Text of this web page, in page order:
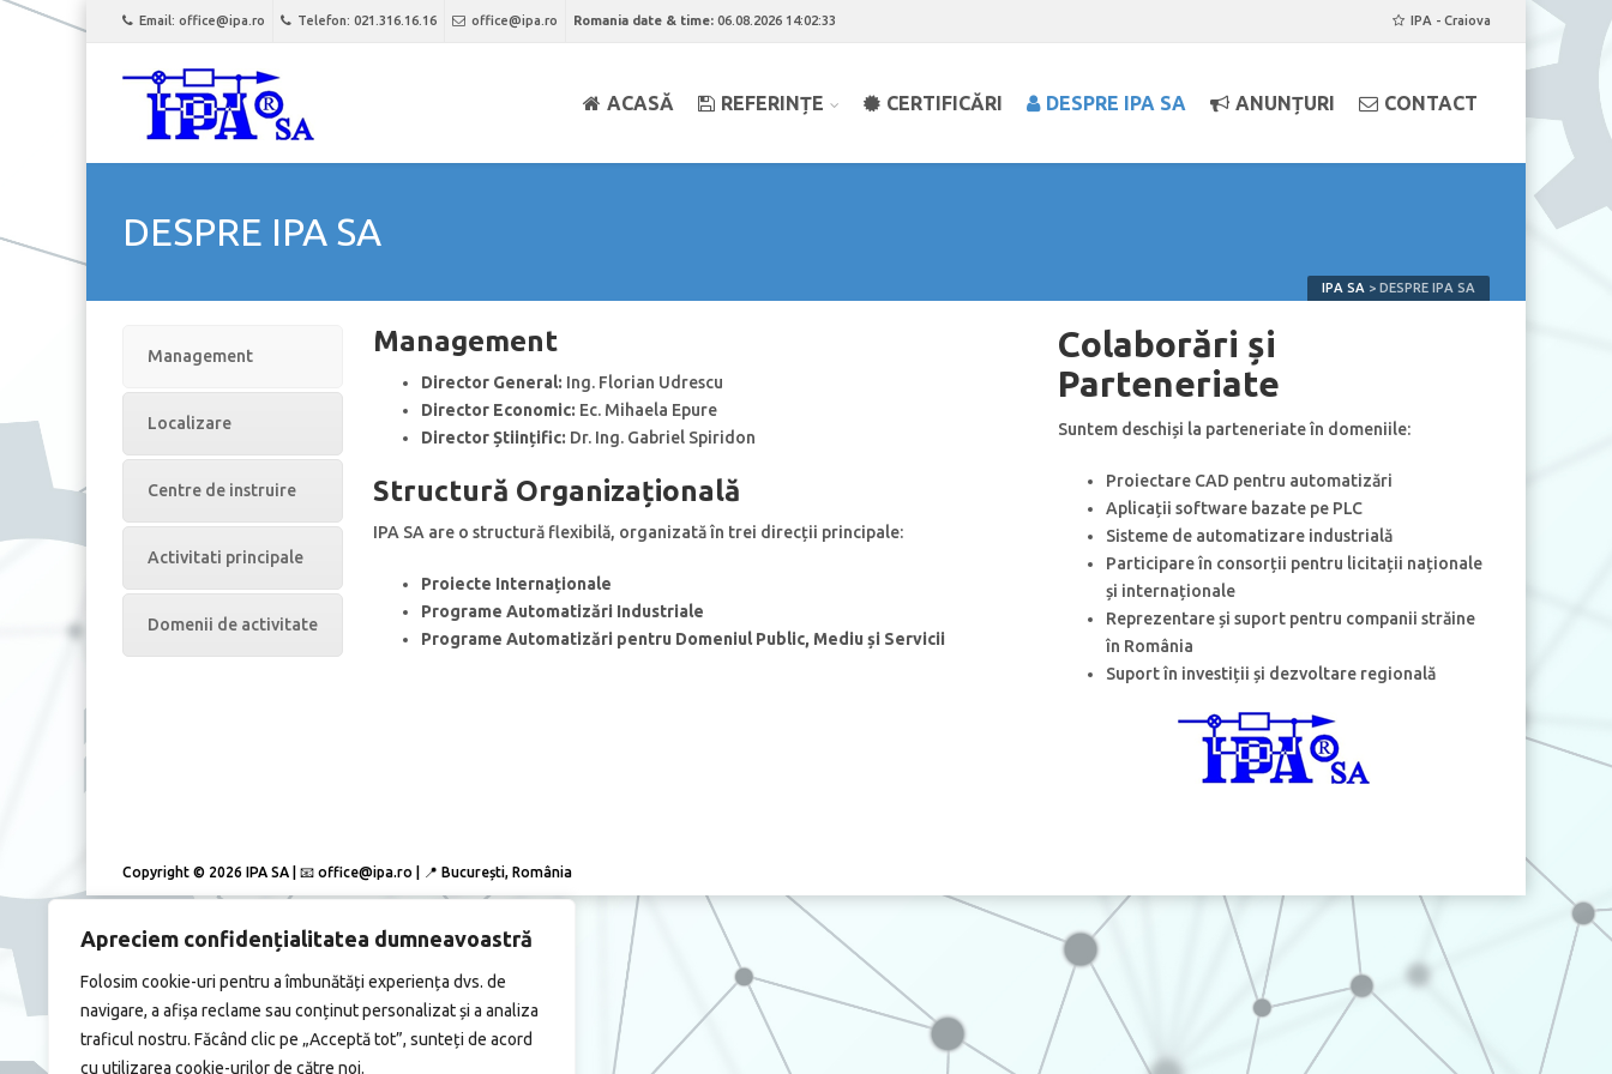
Apreciem confidențialitatea dumneavoastră
Folosim cookie-uri pentru a îmbunătăți experiența dvs. de
navigare, a afișa reclame sau conținut personalizat și a analiza
traficul nostru. Făcând clic pe „Acceptă tot”, sunteți de acord
cu utilizarea cookie-urilor de către noi.
Email: office@ipa.ro Telefon: 021.316.16.16 office@ipa.ro Romania date & time: 06.08.2026 14:02:33 IPA - Craiova
ACASĂ REFERINȚE CERTIFICĂRI DESPRE IPA SA ANUNȚURI CONTACT
DESPRE IPA SA
IPA SA > DESPRE IPA SA
Management
Localizare
Centre de instruire
Activitati principale
Domenii de activitate
Management
Director General: Ing. Florian Udrescu
Director Economic: Ec. Mihaela Epure
Director Științific: Dr. Ing. Gabriel Spiridon
Structură Organizațională
IPA SA are o structură flexibilă, organizată în trei direcții principale:
Proiecte Internaționale
Programe Automatizări Industriale
Programe Automatizări pentru Domeniul Public, Mediu și Servicii
Colaborări și
Parteneriate
Suntem deschiși la parteneriate în domeniile:
Proiectare CAD pentru automatizări
Aplicații software bazate pe PLC
Sisteme de automatizare industrială
Participare în consorții pentru licitații naționale
și internaționale
Reprezentare și suport pentru companii străine
în România
Suport în investiții și dezvoltare regională
Copyright © 2026 IPA SA | 📧 office@ipa.ro | 📍 București, România